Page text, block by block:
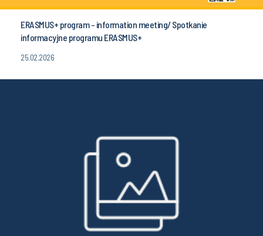
ERASMUS+ program - information meeting/ Spotkanie
informacyjne programu ERASMUS+
25.02.2026